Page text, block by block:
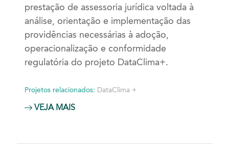
prestação de assessoria jurídica voltada à
análise, orientação e implementação das
providências necessárias à adoção,
operacionalização e conformidade
regulatória do projeto DataClima+.
Projetos relacionados: DataClima +
VEJA MAIS